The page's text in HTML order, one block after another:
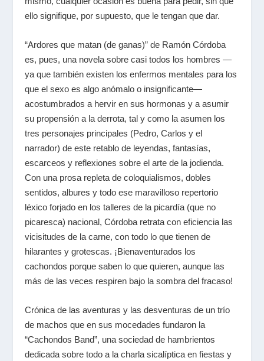
ello signifique, por supuesto, que le tengan que dar.
“Ardores que matan (de ganas)” de Ramón Córdoba
es, pues, una novela sobre casi todos los hombres —
ya que también existen los enfermos mentales para los
que el sexo es algo anómalo o insignificante—
acostumbrados a hervir en sus hormonas y a asumir
su propensión a la derrota, tal y como la asumen los
tres personajes principales (Pedro, Carlos y el
narrador) de este retablo de leyendas, fantasías,
escarceos y reflexiones sobre el arte de la jodienda.
Con una prosa repleta de coloquialismos, dobles
sentidos, albures y todo ese maravilloso repertorio
léxico forjado en los talleres de la picardía (que no
picaresca) nacional, Córdoba retrata con eficiencia las
vicisitudes de la carne, con todo lo que tienen de
hilarantes y grotescas. ¡Bienaventurados los
cachondos porque saben lo que quieren, aunque las
más de las veces respiren bajo la sombra del fracaso!
Crónica de las aventuras y las desventuras de un trío
de machos que en sus mocedades fundaron la
“Cachondos Band”, una sociedad de hambrientos
dedicada sobre todo a la charla sicalíptica en fiestas y